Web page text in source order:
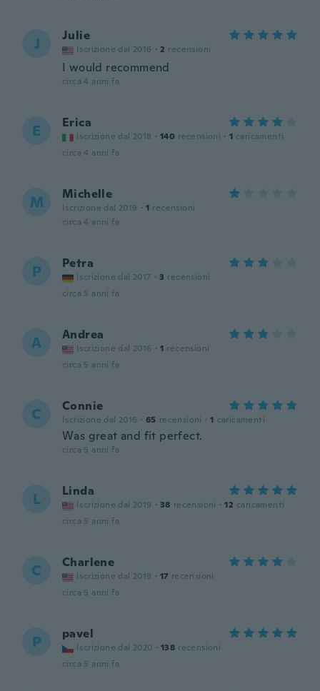
J Julie
Iscrizione dal 2016 · 2 recensioni
I would recommend
circa 4 anni fa
E Erica
Iscrizione dal 2018 · 140 recensioni · 1 caricamenti
circa 4 anni fa
M Michelle
Iscrizione dal 2019 · 1 recensioni
circa 4 anni fa
P Petra
Iscrizione dal 2017 · 3 recensioni
circa 5 anni fa
A Andrea
Iscrizione dal 2016 · 1 recensioni
circa 5 anni fa
C Connie
Iscrizione dal 2016 · 65 recensioni · 1 caricamenti
Was great and fit perfect.
circa 5 anni fa
L Linda
Iscrizione dal 2019 · 38 recensioni · 12 caricamenti
circa 5 anni fa
C Charlene
Iscrizione dal 2019 · 17 recensioni
circa 5 anni fa
P pavel
Iscrizione dal 2020 · 138 recensioni
circa 5 anni fa